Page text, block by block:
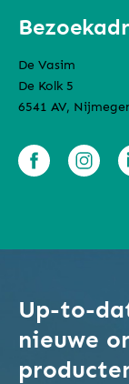
De Vasim
De Kolk 5
6541 AV,
Up-to-
nieuwe